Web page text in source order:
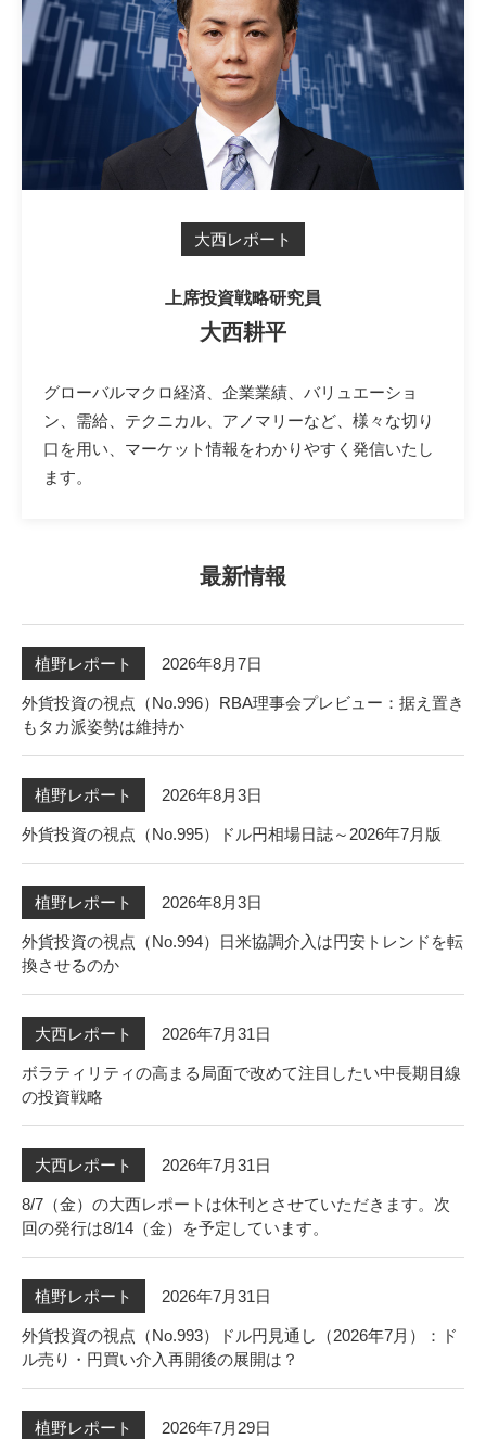
大西レポート
上席投資戦略研究員
大西耕平
グローバルマクロ経済、企業業績、バリュエーショ
ン、需給、テクニカル、アノマリーなど、様々な切り
口を用い、マーケット情報をわかりやすく発信いたし
ます。
最新情報
2026年8月7日
植野レポート
外貨投資の視点（No.996）RBA理事会プレビュー：据え置き
もタカ派姿勢は維持か
2026年8月3日
植野レポート
外貨投資の視点（No.995）ドル円相場日誌～2026年7月版
2026年8月3日
植野レポート
外貨投資の視点（No.994）日米協調介入は円安トレンドを転
換させるのか
2026年7月31日
大西レポート
ボラティリティの高まる局面で改めて注目したい中長期目線
の投資戦略
2026年7月31日
大西レポート
8/7（金）の大西レポートは休刊とさせていただきます。次
回の発行は8/14（金）を予定しています。
2026年7月31日
植野レポート
外貨投資の視点（No.993）ドル円見通し（2026年7月）：ド
ル売り・円買い介入再開後の展開は？
2026年7月29日
植野レポート